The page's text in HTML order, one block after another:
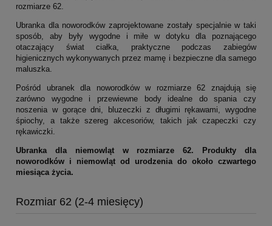
rozmiarze 62.
Ubranka dla noworodków zaprojektowane zostały specjalnie w taki
sposób, aby były wygodne i miłe w dotyku dla poznającego
otaczający świat ciałka, praktyczne podczas zabiegów
higienicznych wykonywanych przez mamę i bezpieczne dla samego
maluszka.
Pośród ubranek dla noworodków w rozmiarze 62 znajdują się
zarówno wygodne i przewiewne body idealne do spania czy
noszenia w gorące dni, bluzeczki z długimi rękawami, wygodne
śpiochy, a także szereg akcesoriów, takich jak czapeczki czy
rękawiczki.
Ubranka dla niemowląt w rozmiarze 62. Produkty dla
noworodków i niemowląt od urodzenia do około czwartego
miesiąca życia.
Rozmiar 62 (2-4 miesięcy)